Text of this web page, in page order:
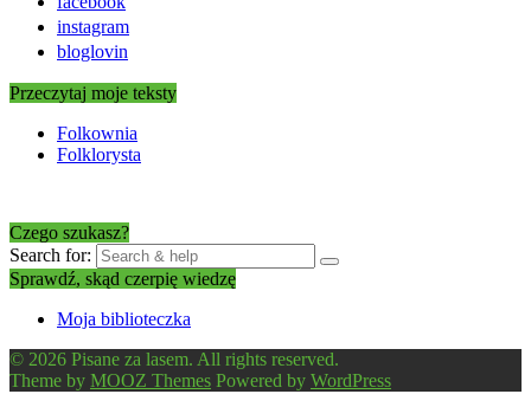
instagram
bloglovin
Przeczytaj moje teksty
Folkownia
Folklorysta
Czego szukasz?
Search for:
Sprawdź, skąd czerpię wiedzę
Moja biblioteczka
© 2026 Pisane za lasem. All rights reserved.
Theme by MOOZ Themes Powered by WordPress